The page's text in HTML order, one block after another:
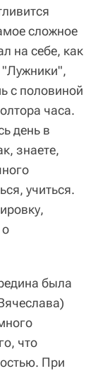
сложное
на себе, как
"Лужники",
с половиной
часа.
день в
знаете,
учиться.
была
что
При